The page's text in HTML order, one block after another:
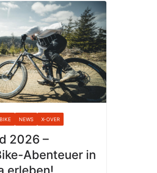
NEWS X-OVER
2026 –
Abenteuer in